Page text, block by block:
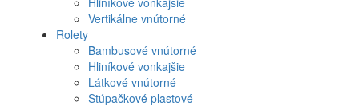
Vertikálne vnútorné
Rolety
Bambusové vnútorné
Hliníkové vonkajšie
Látkové vnútorné
Stúpačkové plastové